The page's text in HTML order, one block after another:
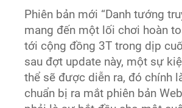
Phiên bản mới “Danh tướng
mang đến một lối chơi hoàn
tới cộng đồng 3T trong dịp
sau đợt update này, một sự
thể sẽ được diễn ra, đó chính
chuẩn bị ra mắt phiên bản